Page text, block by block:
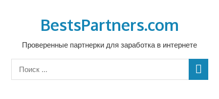
содержимомуBestsPartners.com
Проверенные партнерки для заработка в интернете